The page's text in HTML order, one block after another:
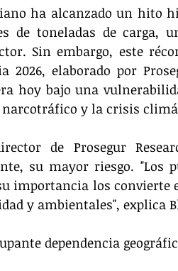
ha alcanzado un hito
de toneladas de carga,
Sin embargo, este
2026, elaborado por
hoy bajo una
y la crisis
de Prosegur
su mayor riesgo. "Los
importancia los convierte
y ambientales", explica
dependencia